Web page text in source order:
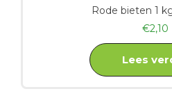
Rode bieten 1
€2,10
Lees